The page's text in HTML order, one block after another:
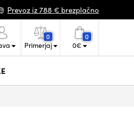
Prevoz iz 788 € brezplačno
0
Primerjaj
0
0€